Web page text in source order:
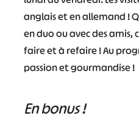
anglais et en allemand !
en duo ou avec des amis,
faire et à refaire ! Au
passion et gourmandise !
En bonus !